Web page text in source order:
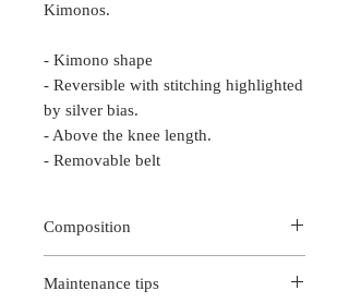
Kimonos.
- Kimono shape
- Reversible with stitching highlighted
by silver bias.
- Above the knee length.
- Removable belt
Composition
Origin: End of luxury fabric roll.
Maintenance tips